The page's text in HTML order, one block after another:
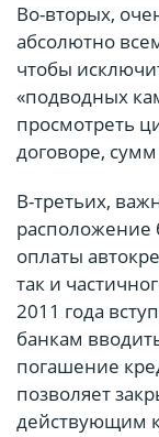
Во-вторых,
абсолютно
чтобы
«подводных
просмотреть
договоре,
В-третьих,
расположение
оплаты
так и
2011 года
банкам
погашение
позволяет
действующим